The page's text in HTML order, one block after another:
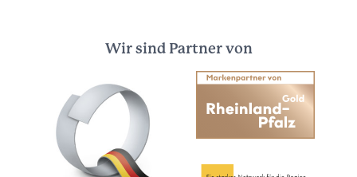
Wir sind Partner von